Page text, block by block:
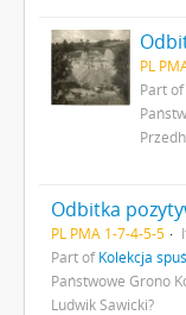
PL
Part of
PL PMA 1-7-4-5-5
Part ofKolekcja
Państwowe Grono
Ludwik Sawicki?